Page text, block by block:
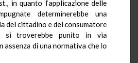
in quanto l’applicazione delle
determinerebbe una
del cittadino e del consumatore
si troverebbe punito in via
assenza di una normativa che lo